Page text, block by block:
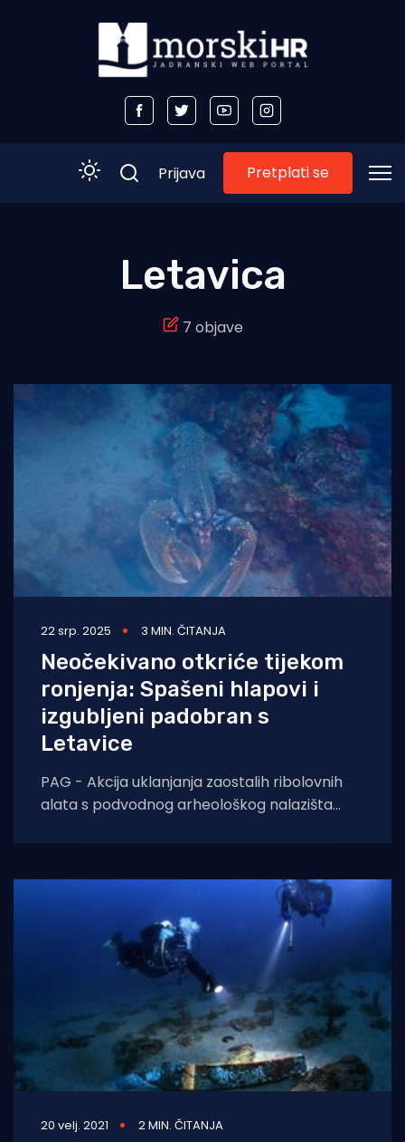
Otoci
Ekologija
Tradicija i kultura
Prijava Pretplati se
Letavica
7 objave
22 srp. 2025 3 MIN. ČITANJA
Neočekivano otkriće tijekom
ronjenja: Spašeni hlapovi i
izgubljeni padobran s
Letavice
PAG - Akcija uklanjanja zaostalih ribolovnih
alata s podvodnog arheološkog nalazišta
iznenađujuća
20 velj. 2021 2 MIN. ČITANJA